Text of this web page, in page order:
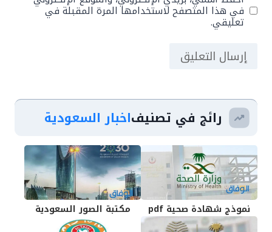
في هذا المتصفح لاستخدامها المرة المقبلة في
تعليقي.
رائج في تصنيفاخبار السعودية
نموذج شهادة صحية pdf مكتبة الصور السعودية